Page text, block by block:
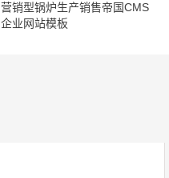
营销型锅炉生产销售帝国CMS
企业网站模板